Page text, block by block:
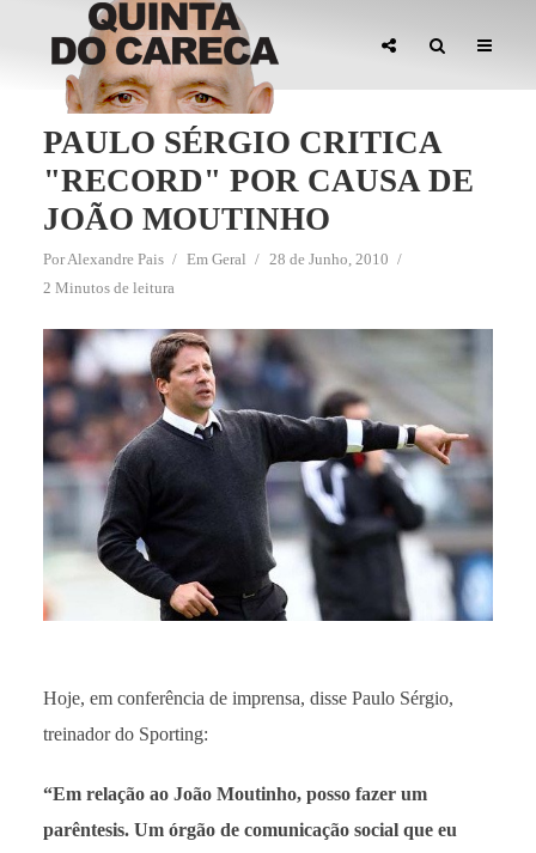
PAULO SÉRGIO CRITICA
"RECORD" POR CAUSA DE
JOÃO MOUTINHO
PorAlexandre Pais Em Geral
28 de Junho, 2010
2 Minutos de leitura
Hoje, em conferência de imprensa, disse Paulo Sérgio,
treinador do Sporting:
“Em relação ao João Moutinho, posso fazer um
parêntesis. Um órgão de comunicação social que eu